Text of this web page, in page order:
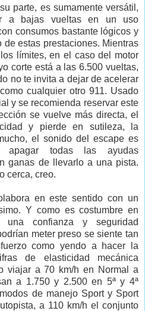
parte, es sumamente versátil,
a bajas vueltas en un uso
consumos bastante lógicos y
de estas prestaciones. Mientras
límites, en el caso del motor
corte está a las 6.500 vueltas,
no te invita a dejar de acelerar
cualquier otro 911. Usado
y se recomienda reservar este
se vuelve más directa, el
y pierde en sutileza, la
el sonido del escape es
apagar todas las ayudas
ganas de llevarlo a una pista.
cerca, creo.
en este sentido con un
Y como es costumbre en
una confianza y seguridad
meter preso se siente tan
como yendo a hacer la
de elasticidad mecánica
viajar a 70 km/h en Normal a
a 1.750 y 2.500 en 5ª y 4ª
de manejo Sport y Sport
a 110 km/h el conjunto